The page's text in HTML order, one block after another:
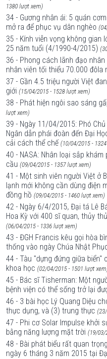
1380 lượt xem)
34 - Gương nhân ái: 5 quán
mở ra để phục vụ dân nghèo
35 - Kính viễn vọng không gian
25 năm tuổi (4/1990-4/2015)
36 - Phong cách lãnh đạo
nhân viên tối thiểu 70.000 đôla
37 - Gần 4.5 triệu người Việt
giới (15/04/2015 - 1528 lượt xem)
38 - Phát hiện ngôi sao sáng
lượt xem)
39 - Ngày 11/04/2015: Phó
Ngân dẫn phái đoàn đến Đại
cải cách thể chế (10/04/2015 -
40 - NASA: Nhân loại sắp
cầu (09/04/2015 - 1357 lượt xem)
41 - Một sinh viên người Việt ở
lạnh mới không cần dùng điện
đồng hồ (09/04/2015 - 1460 lượt xem)
42 - Ngày 6/4/2015, Đại tá Lê
Hoa Kỳ với 400 sĩ quan, thủy
(06/04/2015 - 1336 lượt xem)
43 - ĐGH Francis kêu gọi hòa
thống vào ngày Chúa Nhật
44 - Tàu "dựng đứng giữa biển"
khoa học (02/04/2015 - 1501 lượt
45 - Bác sĩ Tisherman: Một
bệnh viện có thể sống trở lại
46 - 3 bài học Lý Quang Diệu
thực dụng, và (3) trung thực
47 - Phi cơ Solar Impulse khởi
bằng năng lượng mặt trời (19/03/
48 - Bài phát biểu rất quan
ngày 6 tháng 3 năm 2015 tại